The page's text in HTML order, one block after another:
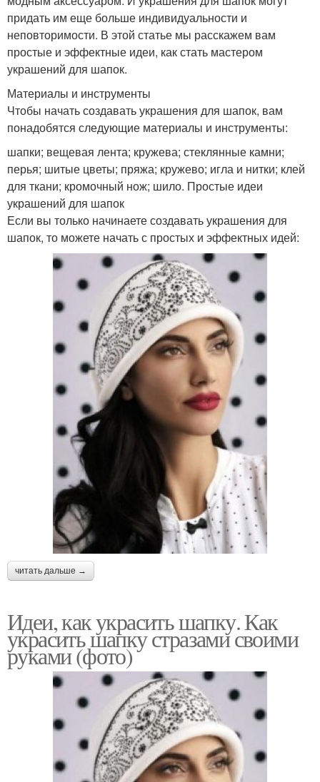
придать им еще больше индивидуальности и
неповторимости. В этой статье мы расскажем вам
простые и эффектные идеи, как стать мастером
украшений для шапок.
Материалы и инструменты
Чтобы начать создавать украшения для шапок, вам
понадобятся следующие материалы и инструменты:
шапки; вещевая лента; кружева; стеклянные камни;
перья; шитые цветы; пряжа; кружево; игла и нитки; клей
для ткани; кромочный нож; шило. Простые идеи
украшений для шапок
Если вы только начинаете создавать украшения для
шапок, то можете начать с простых и эффектных идей:
читать дальше →
Идеи, как украсить шапку. Как
украсить шапку стразами своими
руками (фото)